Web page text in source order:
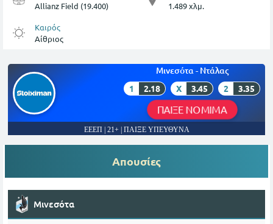
Allianz Field (19.400)
1.489 χλμ.
Καιρός
Αίθριος
Μινεσότα - Ντάλας
1 2.18 X 3.45 2 3.35
ΠΑΙΞΕ ΝΟΜΙΜΑ
ΕΕΕΠ | 21+ | ΠΑΙΞΕ ΥΠΕΥΘΥΝΑ
Απουσίες
Μινεσότα